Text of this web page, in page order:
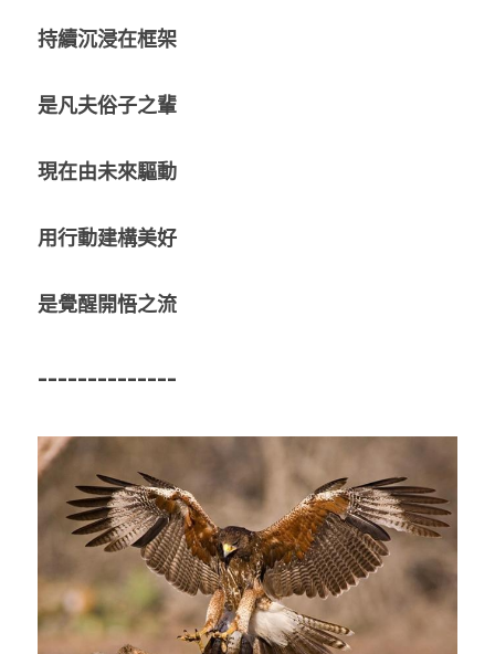
持續沉浸在框架
是凡夫俗子之輩
現在由未來驅動
用行動建構美好
是覺醒開悟之流
--------------